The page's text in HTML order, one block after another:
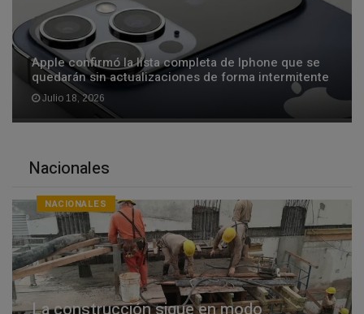
Apple confirmó la lista completa de Iphone que se
quedarán sin actualizaciones de forma intermitente
Julio 18, 2026
Nacionales
NACIONALES